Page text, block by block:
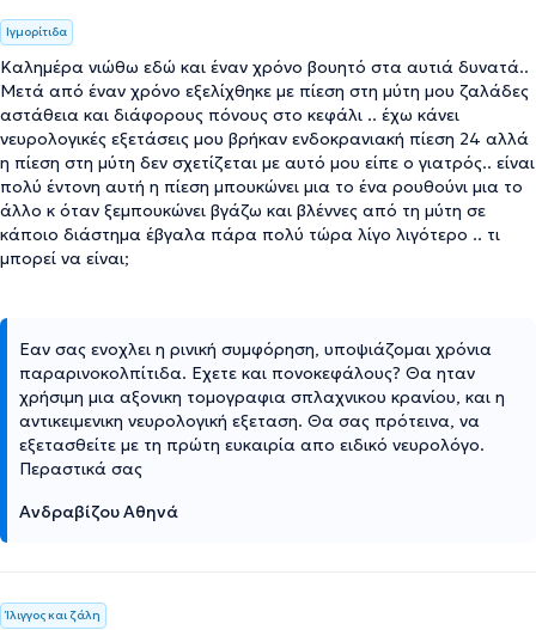
Ιγμορίτιδα
Καλημέρα νιώθω εδώ και έναν χρόνο βουητό στα αυτιά δυνατά..
Μετά από έναν χρόνο εξελίχθηκε με πίεση στη μύτη μου ζαλάδες
αστάθεια και διάφορους πόνους στο κεφάλι .. έχω κάνει
νευρολογικές εξετάσεις μου βρήκαν ενδοκρανιακή πίεση 24 αλλά
η πίεση στη μύτη δεν σχετίζεται με αυτό μου είπε ο γιατρός.. είναι
πολύ έντονη αυτή η πίεση μπουκώνει μια το ένα ρουθούνι μια το
άλλο κ όταν ξεμπουκώνει βγάζω και βλέννες από τη μύτη σε
κάποιο διάστημα έβγαλα πάρα πολύ τώρα λίγο λιγότερο .. τι
μπορεί να είναι;
Εαν σας ενοχλει η ρινική συμφόρηση, υποψιάζομαι χρόνια
παραρινοκολπίτιδα. Εχετε και πονοκεφάλους? Θα ηταν
χρήσιμη μια αξονικη τομογραφια σπλαχνικου κρανίου, και η
αντικειμενικη νευρολογική εξεταση. Θα σας πρότεινα, να
εξετασθείτε με τη πρώτη ευκαιρία απο ειδικό νευρολόγο.
Περαστικά σας
Ανδραβίζου Αθηνά
Ίλιγγος και ζάλη